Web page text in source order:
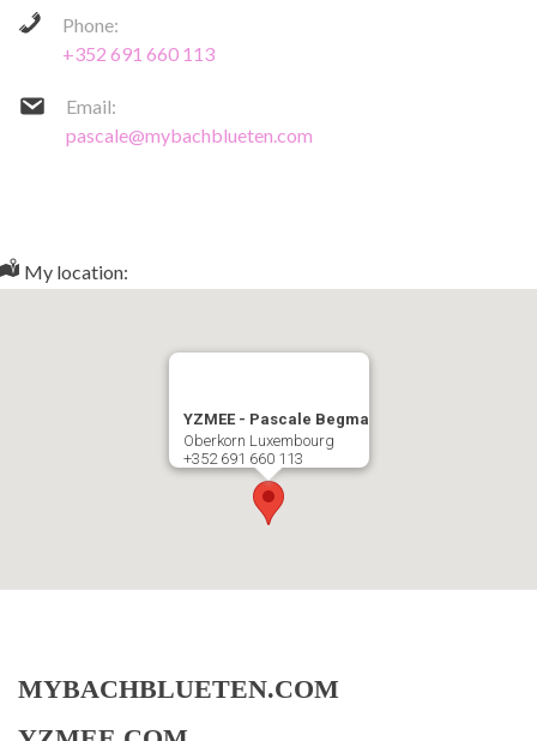
Phone:
+352 691 660 113
Email:
pascale@mybachblueten.com
My location:
YZMEE - Pascale Begma
Oberkorn Luxembourg
+352 691 660 113
MYBACHBLUETEN.COM